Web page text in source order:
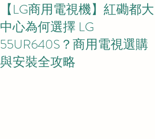
【LG商用電視機】紅磡都大
中心為何選擇 LG
55UR640S？商用電視選購
與安裝全攻略